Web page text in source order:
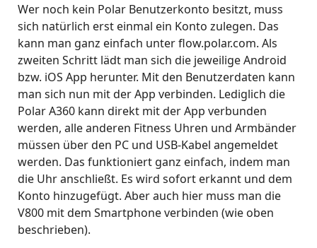
Wer noch kein Polar Benutzerkonto besitzt, muss
sich natürlich erst einmal ein Konto zulegen. Das
kann man ganz einfach unter flow.polar.com. Als
zweiten Schritt lädt man sich die jeweilige Android
bzw. iOS App herunter. Mit den Benutzerdaten kann
man sich nun mit der App verbinden. Lediglich die
Polar A360 kann direkt mit der App verbunden
werden, alle anderen Fitness Uhren und Armbänder
müssen über den PC und USB-Kabel angemeldet
werden. Das funktioniert ganz einfach, indem man
die Uhr anschließt. Es wird sofort erkannt und dem
Konto hinzugefügt. Aber auch hier muss man die
V800 mit dem Smartphone verbinden (wie oben
beschrieben).